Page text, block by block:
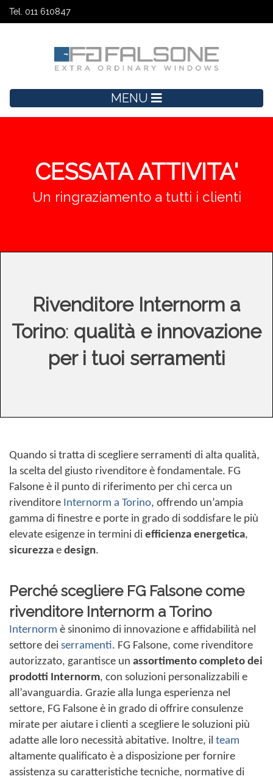
Tel. 011 610847
MENU
CESSATA ATTIVITA'
Un ringraziamento a tutti i clienti
Rivenditore Internorm a
Torino: qualità e innovazione
per i tuoi serramenti
Quando si tratta di scegliere serramenti di alta qualità,
la scelta del giusto rivenditore è fondamentale. FG
Falsone è il punto di riferimento per chi cerca un
rivenditore Internorm a Torino, offrendo un’ampia
gamma di finestre e porte in grado di soddisfare le più
elevate esigenze in termini di efficienza energetica,
sicurezza e design.
Perché scegliere FG Falsone come
rivenditore Internorm a Torino
Internorm è sinonimo di innovazione e affidabilità nel
settore dei serramenti. FG Falsone, come rivenditore
autorizzato, garantisce un assortimento completo dei
prodotti Internorm, con soluzioni personalizzabili e
all’avanguardia. Grazie alla lunga esperienza nel
settore, FG Falsone è in grado di offrire consulenze
mirate per aiutare i clienti a scegliere le soluzioni più
adatte alle loro necessità abitative. Inoltre, il team
altamente qualificato è a disposizione per fornire
assistenza su caratteristiche tecniche, normative di